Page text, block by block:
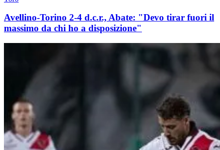
Avellino-Torino 2-4 d.c.r., Abate: "Devo tirar fuori il
massimo da chi ho a disposizione"